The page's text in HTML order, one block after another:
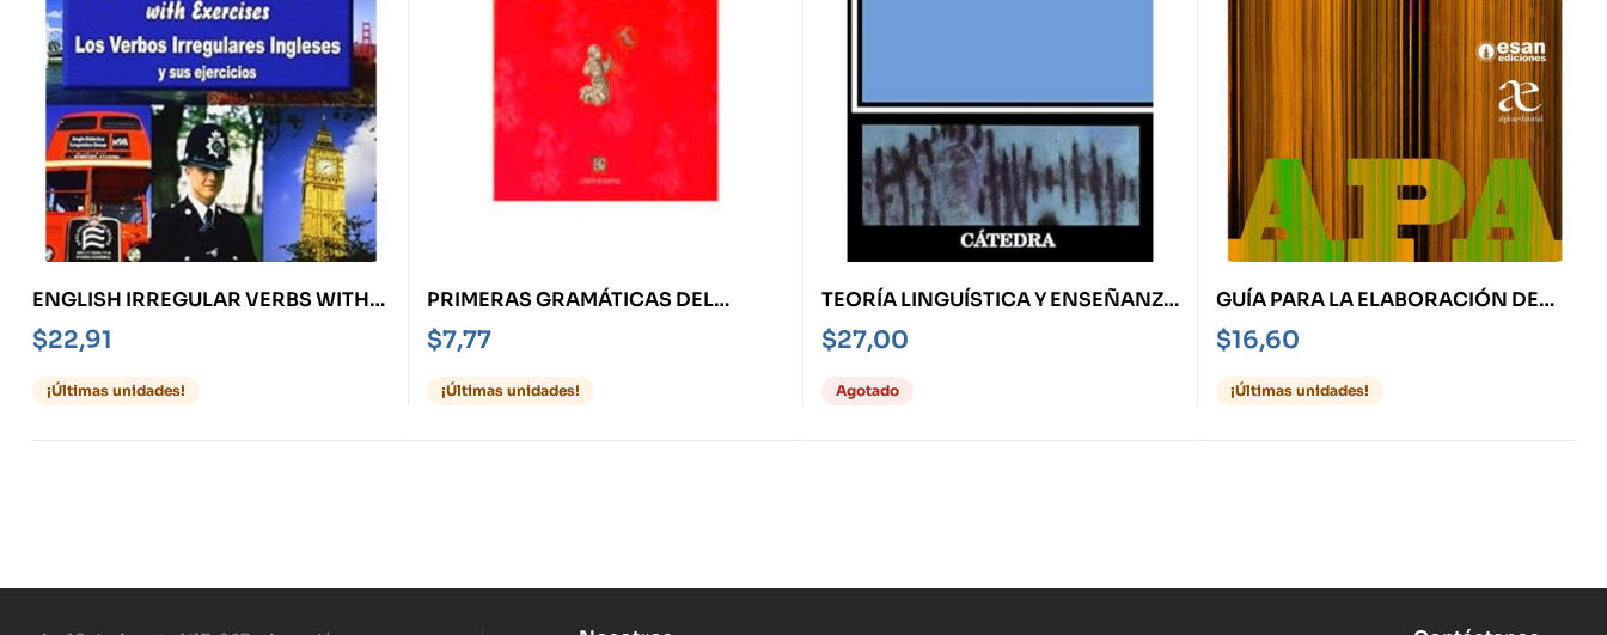
ENGLISH IRREGULAR VERBS WITH
EXERCISES -LOS VERBOS
IRREGULARES INGLESES Y SUS
EJERCICIOS
$22,91
¡Últimas unidades!
PRIMERAS GRAMÁTICAS DEL
NUEVO MUNDO, LAS
$7,77
¡Últimas unidades!
TEORÍA LINGUÍSTICA Y ENSEÑANZA
DE LA LENGUA -LINGUÍSTICA PARA
PROFESORES-
$27,00
Agotado
GUÍA PARA LA ELABORACIÓN DE
TEXTOS ACADÉMICOS SEGÚN LA
NORMA APA
$16,60
¡Últimas unidades!